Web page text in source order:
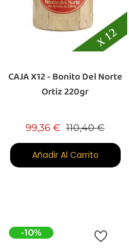
CAJA X12 - Bonito Del Norte
Ortiz 220gr
99,36 € Precio base
110,40 €Precio
Añadir Al Carrito
-10%